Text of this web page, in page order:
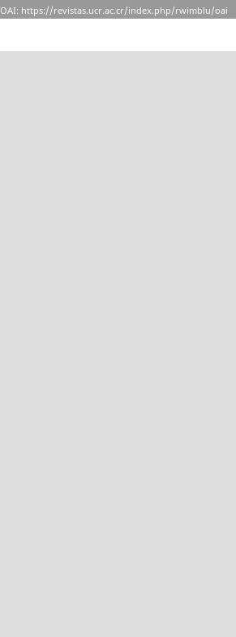
OAI: https://revistas.ucr.ac.cr/index.php/rwimblu/oai